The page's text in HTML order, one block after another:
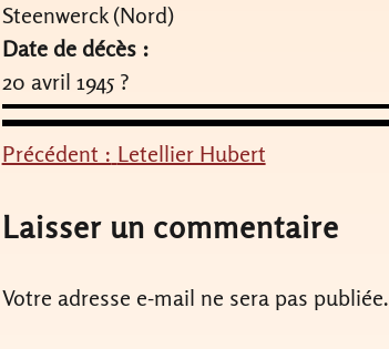
Steenwerck (Nord)
Date de décès :
20 avril 1945 ?
Navigation
de
Précédent : Letellier Hubert
Laisser un commentaire
Votre adresse e-mail ne sera pas publiée.